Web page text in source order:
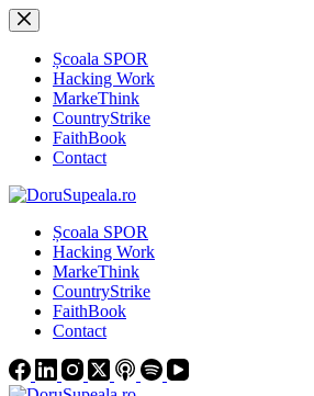
Sari
la
conținutȘcoala SPOR
Hacking Work
MarkeThink
CountryStrike
FaithBook
Contact
Școala SPOR
Hacking Work
MarkeThink
CountryStrike
FaithBook
Contact